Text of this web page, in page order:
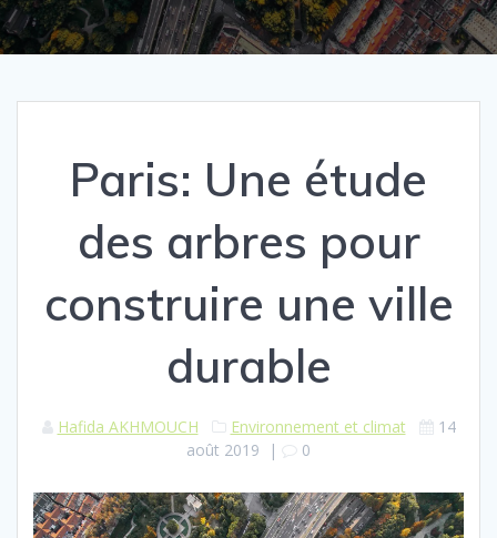
Paris: Une étude
des arbres pour
construire une ville
durable
Hafida AKHMOUCH Environnement et climat
14
août 2019 | 0